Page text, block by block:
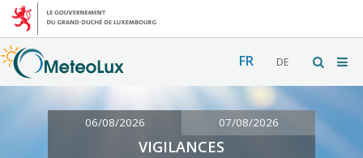
FR DE
06/08/2026 07/08/2026
VIGILANCES